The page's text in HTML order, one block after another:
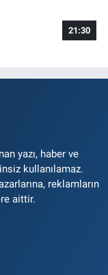
21:30
yazı, haber ve
kullanılamaz.
reklamların
aittir.